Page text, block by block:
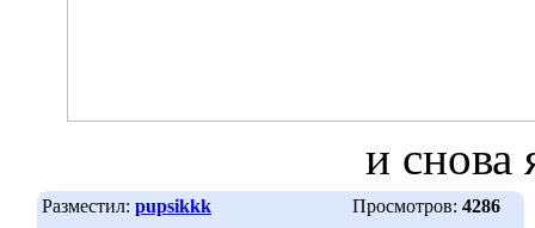
и снова
Разместил: pupsikkk Просмотров: 4286